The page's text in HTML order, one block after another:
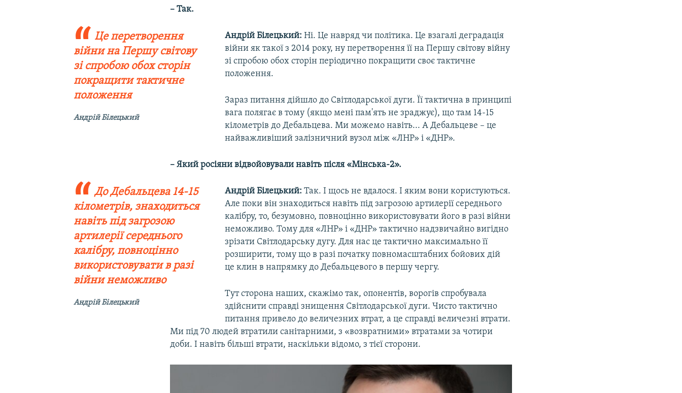
– Так.
Це перетворення
війни на Першу світову
зі спробою обох сторін
покращити тактичне
положення
Андрій Білецький
Андрій Білецький: Ні. Це навряд чи політика. Це взагалі деградація
війни як такої з 2014 року, ну перетворення її на Першу світову війну
зі спробою обох сторін періодично покращити своє тактичне
положення.
Зараз питання дійшло до Світлодарської дуги. Її тактична в принципі
вага полягає в тому (якщо мені пам'ять не зраджує), що там 14-15
кілометрів до Дебальцева. Ми можемо навіть... А Дебальцеве – це
найважливіший залізничний вузол між «ЛНР» і «ДНР».
– Який росіяни відвойовували навіть після «Мінська-2».
До Дебальцева 14-15
кілометрів, знаходиться
навіть під загрозою
артилерії середнього
калібру, повноцінно
використовувати в разі
війни неможливо
Андрій Білецький
Андрій Білецький: Так. І щось не вдалося. І яким вони користуються.
Але поки він знаходиться навіть під загрозою артилерії середнього
калібру, то, безумовно, повноцінно використовувати його в разі війни
неможливо. Тому для «ЛНР» і «ДНР» тактично надзвичайно вигідно
зрізати Світлодарську дугу. Для нас це тактично максимально її
розширити, тому що в разі початку повномасштабних бойових дій
це клин в напрямку до Дебальцевого в першу чергу.
Тут сторона наших, скажімо так, опонентів, ворогів спробувала
здійснити справді знищення Світлодарської дуги. Чисто тактично
питання привело до величезних втрат, а це справді величезні втрати.
Ми під 70 людей втратили санітарними, з «возвратними» втратами за чотири
доби. І навіть більші втрати, наскільки відомо, з тієї сторони.